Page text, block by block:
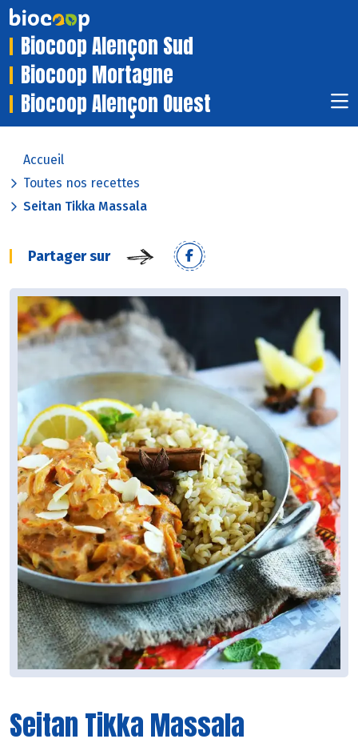
Biocoop Alençon Sud
Biocoop Mortagne
Biocoop Alençon Ouest
Accueil
Toutes nos recettes
Seitan Tikka Massala
Partager sur
Seitan Tikka Massala